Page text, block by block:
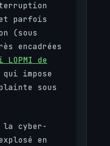
parfois
(sous
encadrées
de
qui impose
sous
la cyber-
en